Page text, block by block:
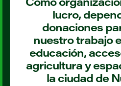
lucro,
donaciones
nuestro trabajo
educación,
agricultura y
la ciudad de